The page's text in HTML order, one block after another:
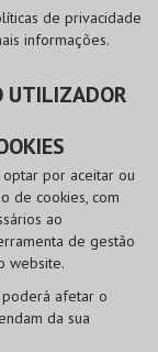
de privacidade
informações.
UTILIZADOR
por aceitar ou
de cookies, com
ao
de gestão
website.
afetar o
da sua